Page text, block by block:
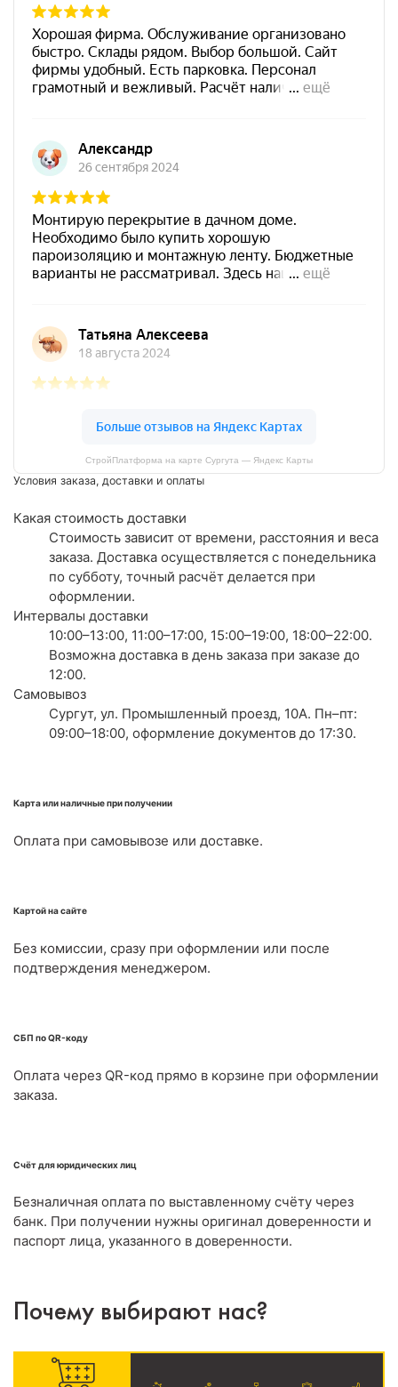
который отлично справляется с задачами в суровых
условиях эксплуатации.
СтройПлатформа на карте Сургута — Яндекс Карты
Условия заказа, доставки и оплаты
Какая стоимость доставки
Стоимость зависит от времени, расстояния и веса
заказа. Доставка осуществляется с понедельника
по субботу, точный расчёт делается при
оформлении.
Интервалы доставки
10:00–13:00, 11:00–17:00, 15:00–19:00, 18:00–22:00.
Возможна доставка в день заказа при заказе до
12:00.
Самовывоз
Сургут, ул. Промышленный проезд, 10А. Пн–пт:
09:00–18:00, оформление документов до 17:30.
Карта или наличные при получении
Оплата при самовывозе или доставке.
Картой на сайте
Без комиссии, сразу при оформлении или после
подтверждения менеджером.
СБП по QR-коду
Оплата через QR-код прямо в корзине при оформлении
заказа.
Счёт для юридических лиц
Безналичная оплата по выставленному счёту через
банк. При получении нужны оригинал доверенности и
паспорт лица, указанного в доверенности.
Почему выбирают нас?